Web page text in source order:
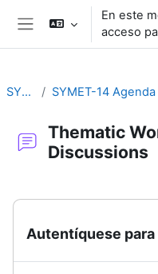
Salta al contenido principal
Panel lateral
En este
acceso
SYMET-14
Thematic
Discussions
Autentíquese